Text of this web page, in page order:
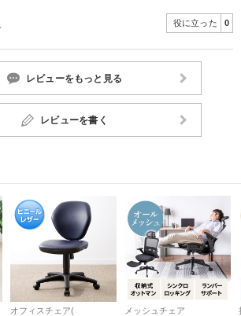
役に立った 0
レビューをもっと見る
レビューを書く
オフィスチェア(
メッシュチェア